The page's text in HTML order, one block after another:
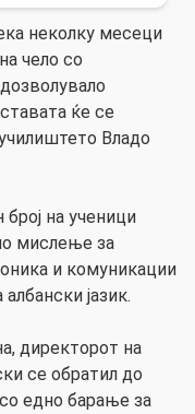
неколку месеци
чело со
ќе се
Владо
на ученици
мислење за
и комуникации
јазик.
директорот на
се обратил до
едно барање за